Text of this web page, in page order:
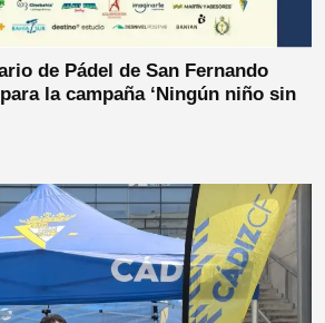
de Pádel de San Fernando
la campaña ‘Ningún niño sin